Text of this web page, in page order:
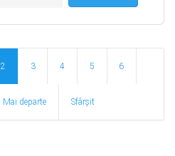
2 3 4 5 6
Mai departe Sfârșit